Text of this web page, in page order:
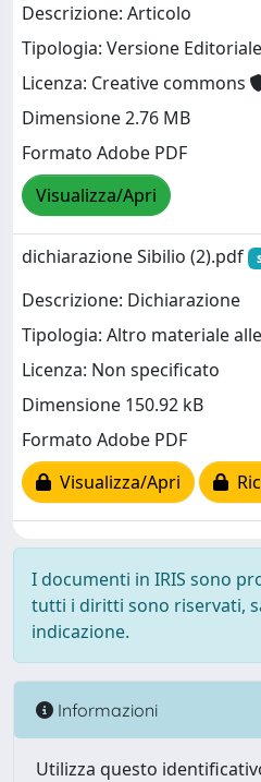
Descrizione: Articolo
Tipologia: Versione
Licenza: Creative commons
Dimensione 2.76 MB
Formato Adobe PDF
Visualizza/Apri
dichiarazione Sibilio (2).pdf
Descrizione: Dichiarazione
Tipologia: Altro materiale
Licenza: Non specificato
Dimensione 150.92 kB
Formato Adobe PDF
Visualizza/Apri
I documenti in IRIS sono
tutti i diritti sono riservati,
indicazione.
Informazioni
Utilizza questo